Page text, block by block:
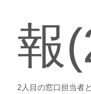
報
2人目の窓口担当者